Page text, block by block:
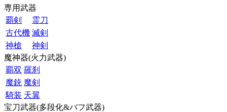
専用武器
覇剣
霊刀
古代機 滅剣
神槍
神剣
魔神器(火力武器)
覇双 羅刹
魔銃 魔剣
騎装 天翼
宝刀武器(多段化&バフ武器)